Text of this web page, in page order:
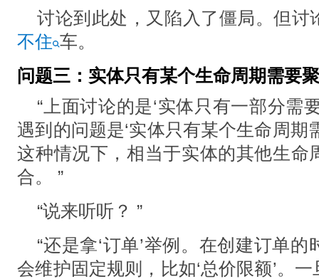
讨论到此处，又陷入了僵局。但讨
不住 车。
问题三：实体只有某个生命周期需要
“上⾯讨论的是‘实体只有⼀部分需
遇到的问题是‘实体只有某个⽣命周期
这种情况下，相当于实体的其他⽣命
合。 ”
“说来听听？ ”
“还是拿‘订单’举例。在创建订单
会维护固定规则，⽐如‘总价限额’。